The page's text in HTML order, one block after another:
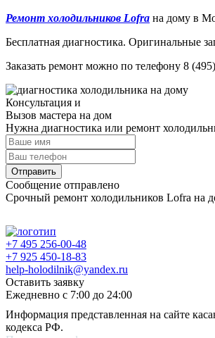
Ремонт холодильников Lofra на дому в
Бесплатная диагностика. Оригинальные
Заказать ремонт можно по телефону 8
Консультация и
Вызов мастера на дом
Нужна диагностика или ремонт
Отправить
Сообщение отправлено
Срочный ремонт холодильников Lofra на
+7 495 256-00-48
+7 925 450-18-83
help-holodilnik@yandex.ru
Оставить заявку
Ежедневно с 7:00 до 24:00
Информация представленная на сайте
кодекса РФ.